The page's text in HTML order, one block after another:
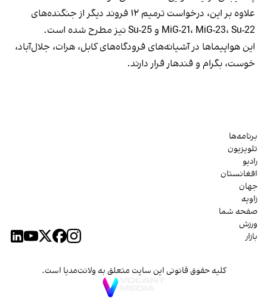
علاوه بر این، درخواست ترمیم ۱۲ فروند دیگر از جنگنده‌های
MiG-21، MiG-23، Su-22 و Su-25 نیز مطرح شده است.
این هواپیماها در آشیانه‌های فرودگاه‌های کابل، هرات، جلال‌آباد،
خوست، بگرام و قندهار قرار دارند.
برنامه‌ها
تلویزیون
رادیو
افغانستان
جهان
زاویه
صفحه شما
ورزش
بازار
کلیه حقوق قانونی این سایت متعلق به ولانت‌مدیا است.